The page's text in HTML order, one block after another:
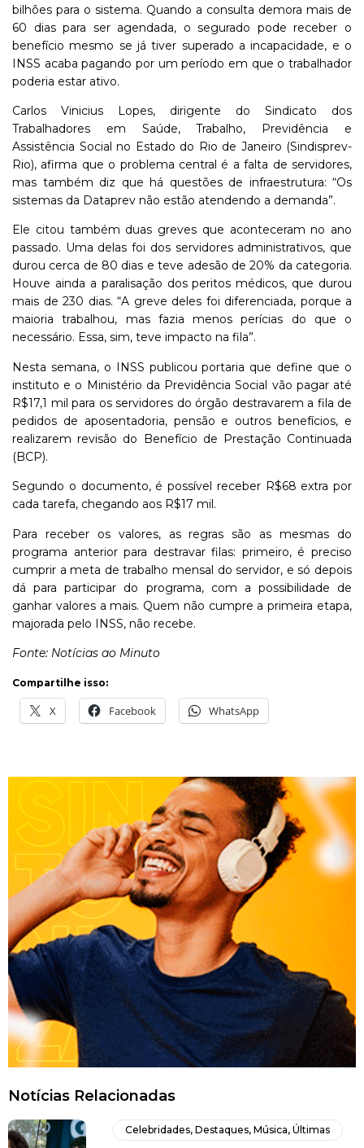
bilhões para o sistema. Quando a consulta demora mais de
60 dias para ser agendada, o segurado pode receber o
benefício mesmo se já tiver superado a incapacidade, e o
INSS acaba pagando por um período em que o trabalhador
poderia estar ativo.
Carlos Vinicius Lopes, dirigente do Sindicato dos
Trabalhadores em Saúde, Trabalho, Previdência e
Assistência Social no Estado do Rio de Janeiro (Sindisprev-
Rio), afirma que o problema central é a falta de servidores,
mas também diz que há questões de infraestrutura: “Os
sistemas da Dataprev não estão atendendo a demanda”.
Ele citou também duas greves que aconteceram no ano
passado. Uma delas foi dos servidores administrativos, que
durou cerca de 80 dias e teve adesão de 20% da categoria.
Houve ainda a paralisação dos peritos médicos, que durou
mais de 230 dias. “A greve deles foi diferenciada, porque a
maioria trabalhou, mas fazia menos perícias do que o
necessário. Essa, sim, teve impacto na fila”.
Nesta semana, o INSS publicou portaria que define que o
instituto e o Ministério da Previdência Social vão pagar até
R$17,1 mil para os servidores do órgão destravarem a fila de
pedidos de aposentadoria, pensão e outros benefícios, e
realizarem revisão do Benefício de Prestação Continuada
(BCP).
Segundo o documento, é possível receber R$68 extra por
cada tarefa, chegando aos R$17 mil.
Para receber os valores, as regras são as mesmas do
programa anterior para destravar filas: primeiro, é preciso
cumprir a meta de trabalho mensal do servidor, e só depois
dá para participar do programa, com a possibilidade de
ganhar valores a mais. Quem não cumpre a primeira etapa,
majorada pelo INSS, não recebe.
Fonte: Notícias ao Minuto
Compartilhe isso:
X Facebook WhatsApp
Notícias Relacionadas
Celebridades,Destaques,Música,Últimas